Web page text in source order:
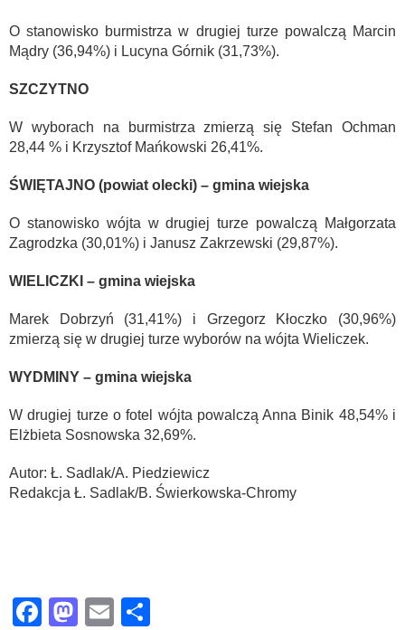
O stanowisko burmistrza w drugiej turze powalczą Marcin
Mądry (36,94%) i Lucyna Górnik (31,73%).
SZCZYTNO
W wyborach na burmistrza zmierzą się Stefan Ochman
28,44 % i Krzysztof Mańkowski 26,41%.
ŚWIĘTAJNO (powiat olecki) – gmina wiejska
O stanowisko wójta w drugiej turze powalczą Małgorzata
Zagrodzka (30,01%) i Janusz Zakrzewski (29,87%).
WIELICZKI – gmina wiejska
Marek Dobrzyń (31,41%) i Grzegorz Kłoczko (30,96%)
zmierzą się w drugiej turze wyborów na wójta Wieliczek.
WYDMINY – gmina wiejska
W drugiej turze o fotel wójta powalczą Anna Binik 48,54% i
Elżbieta Sosnowska 32,69%.
Autor: Ł. Sadlak/A. Piedziewicz
Redakcja Ł. Sadlak/B. Świerkowska-Chromy
Facebook
Mastodon
Email